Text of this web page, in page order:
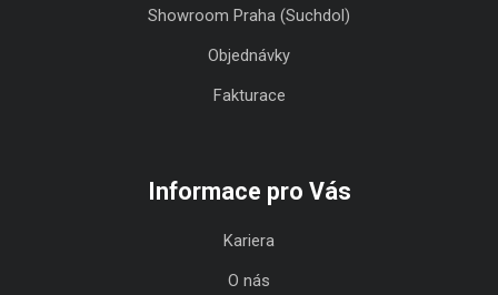
Showroom Praha (Suchdol)
Objednávky
Fakturace
Informace pro Vás
Kariera
O nás